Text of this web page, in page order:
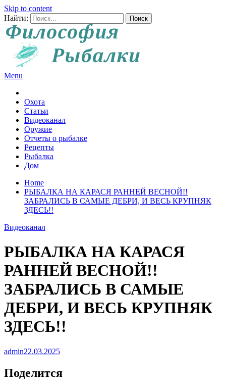
Skip to content
Найти:
Menu
Охота
Статьи
Видеоканал
Оружие
Отчеты о рыбалке
Рецепты
Рыбалка
Дом
Home
РЫБАЛКА НА КАРАСЯ РАННЕЙ ВЕСНОЙ!!
ЗАБРАЛИСЬ В САМЫЕ ДЕБРИ, И ВЕСЬ КРУПНЯК
ЗДЕСЬ!!
Видеоканал
РЫБАЛКА НА КАРАСЯ
РАННЕЙ ВЕСНОЙ!!
ЗАБРАЛИСЬ В САМЫЕ
ДЕБРИ, И ВЕСЬ КРУПНЯК
ЗДЕСЬ!!
admin22.03.2025
Поделится